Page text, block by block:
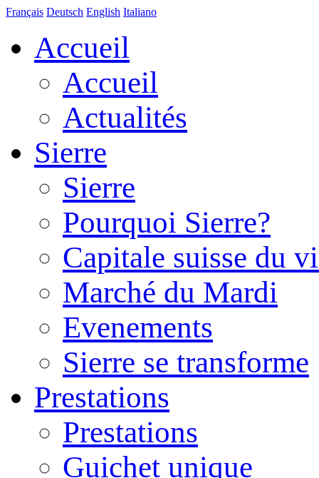
Français Deutsch English Italiano
Accueil
Accueil
Actualités
Sierre
Sierre
Pourquoi Sierre?
Capitale suisse du
Marché du Mardi
Evenements
Sierre se transforme
Prestations
Prestations
Guichet unique